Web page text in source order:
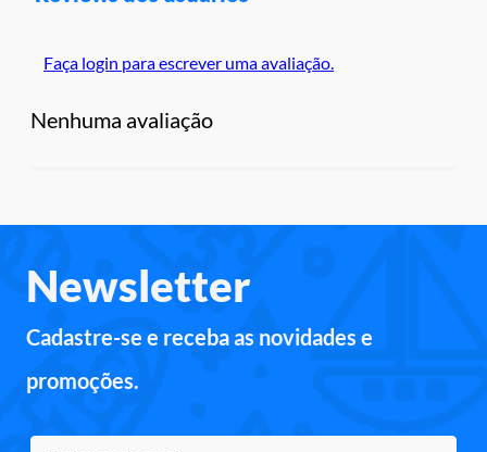
Faça login para escrever uma avaliação.
Nenhuma avaliação
Newsletter
Cadastre-se e receba as novidades e
promoções.